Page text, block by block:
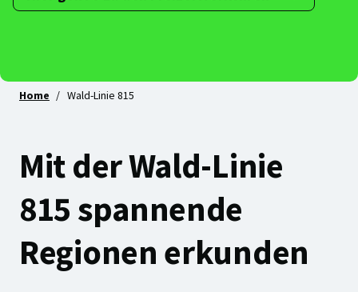
Region
Home Wald-Linie 815
Mit der Wald-Linie
815 spannende
Regionen erkunden